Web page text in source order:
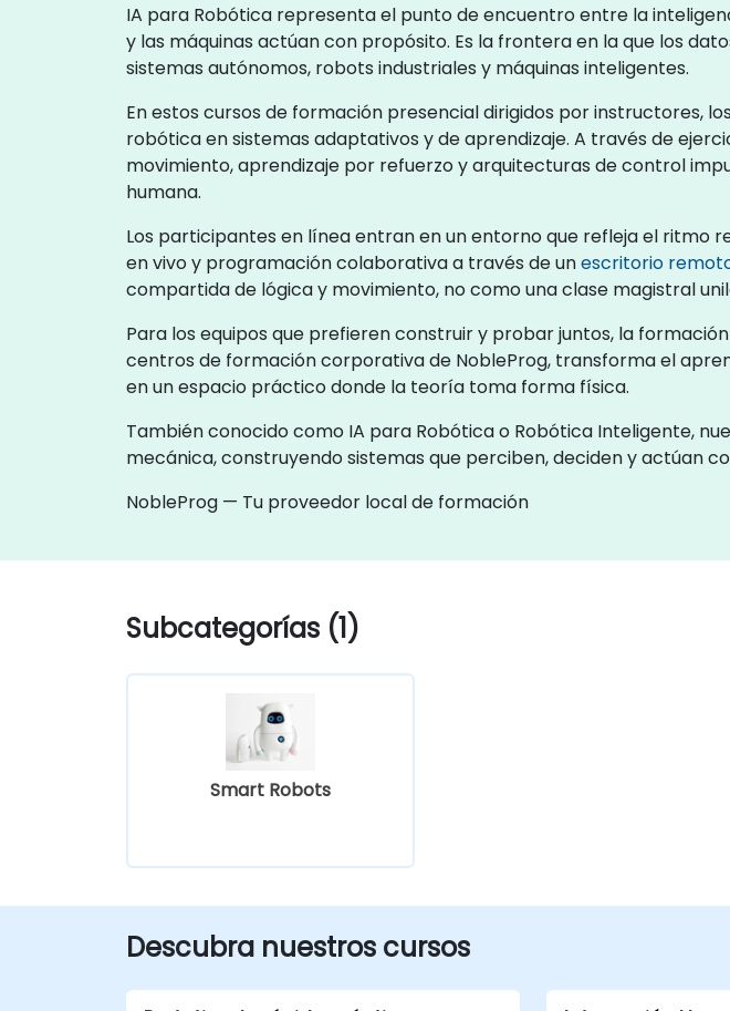
IA para Robótica representa el punto de encuentro entre la
y las máquinas actúan con propósito. Es la frontera en la que los
sistemas autónomos, robots industriales y máquinas inteligentes.
En estos cursos de formación presencial dirigidos por instructores,
robótica en sistemas adaptativos y de aprendizaje. A través de
movimiento, aprendizaje por refuerzo y arquitecturas de control
humana.
Los participantes en línea entran en un entorno que refleja el ritmo
en vivo y programación colaborativa a través de unescritorio
compartida de lógica y movimiento, no como una clase magistral
Para los equipos que prefieren construir y probar juntos, la
centros de formación corporativa de NobleProg, transforma el
en un espacio práctico donde la teoría toma forma física.
También conocido como IA para Robótica o Robótica Inteligente,
mecánica, construyendo sistemas que perciben, deciden y actúan
NobleProg — Tu proveedor local de formación
Subcategorías (1)
Smart Robots
Descubra nuestros cursos